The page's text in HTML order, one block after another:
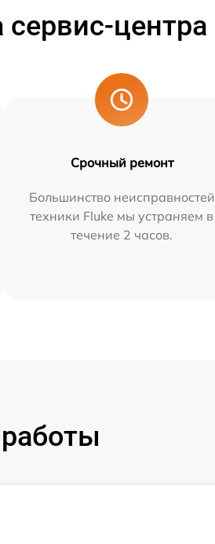
центра
Срочный ремонт
Большинство неисправностей
техники Fluke мы устраняем в
течение 2 часов.